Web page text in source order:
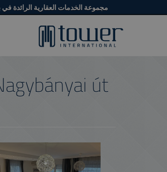
مجموعة الخدمات العقارية الرائدة
út